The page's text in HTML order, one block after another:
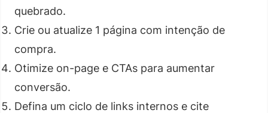
quebrado.
Crie ou atualize 1 página com intenção de
compra.
Otimize on-page e CTAs para aumentar
conversão.
Defina um ciclo de links internos e cite